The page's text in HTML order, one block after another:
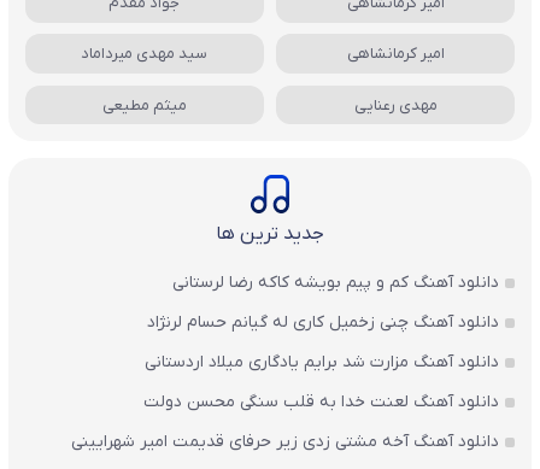
امیر کرمانشاهی سید مهدی میرداماد
مهدی رعنایی میثم مطیعی
جدید ترین ها
دانلود آهنگ کم و پیم بویشه کاکه رضا لرستانی
دانلود آهنگ چنی زخمیل کاری له گیانم حسام لرنژاد
دانلود آهنگ مزارت شد برایم یادگاری میلاد اردستانی
دانلود آهنگ لعنت خدا به قلب سنگی محسن دولت
دانلود آهنگ آخه مشتی زدی زیر حرفای قدیمت امیر شهرایینی